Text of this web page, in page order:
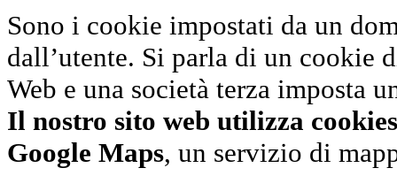
Sono i cookie impostati da un
dall’utente. Si parla di un cookie
Web e una società terza imposta
Il nostro sito web utilizza
Google Maps, un servizio di